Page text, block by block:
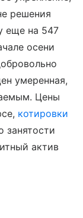
решения
еще на 547
осени
умеренная,
Цены
котировки
занятости
актив